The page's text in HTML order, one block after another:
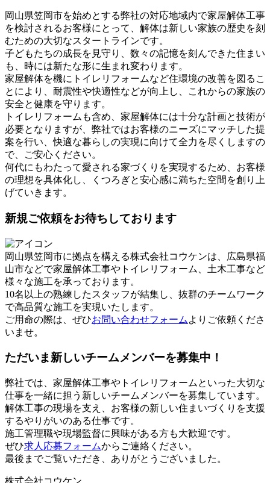
岡山県笠岡市を始めとする弊社の対応地域内で家屋解体工事
を検討されるお客様にとって、解体は新しい家族の歴史を刻
むための大切なスタートラインです。
子どもたちの成長を見守り、数々の記憶を刻んできた住まい
も、時には新たな形に生まれ変わります。
家屋解体を機にトイレリフォームなど住環境の改善を図るこ
とにより、耐震性や快適性などが向上し、これからの家族の
安全と健康を守ります。
トイレリフォームも含め、家屋解体には十分な計画と技術が
必要となりますが、弊社ではお客様のニーズにマッチした提
案を行い、快適な暮らしの実現に向けて全力を尽くしますの
で、ご安心ください。
何代にもわたって愛される家づくりを実現するため、お客様
の理想を具体化し、くつろぎと安心感に満ちた空間を創り上
げていきます。
新規ご依頼をお待ちしております
岡山県笠岡市に拠点を構える株式会社コウケンは、広島県福
山市などで家屋解体工事やトイレリフォーム、土木工事など
様々な施工を承っております。
10名以上の熟練したスタッフが結集し、抜群のチームワーク
で高品質な施工を実現いたします。
ご用命の際は、ぜひお問い合わせフォーム よりご依頼くださ
いませ。
ただいま新しいチームメンバーを募集中！
弊社では、家屋解体工事やトイレリフォームといった大切な
仕事を一緒に担う新しいチームメンバーを募集しています。
解体工事の現場を支え、お客様の新しい住まいづくりを支援
するやりがいのある仕事です。
施工管理職や現場監督に興味がある方も大歓迎です。
ぜひ求人応募フォームからご連絡ください。
最後までご覧いただき、ありがとうございました。
株式会社コウケン